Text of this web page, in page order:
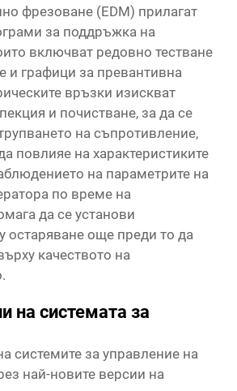
фрезоване (EDM) прилагат
за поддръжка на
включват редовно тестване
и графици за превантивна
връзки изискват
и почистване, за да се
на съпротивление,
повлияе на характеристиките
на параметрите на
по време на
да се установи
остаряване още преди то да
качеството на
на системата за
системите за управление на
най-новите версии на